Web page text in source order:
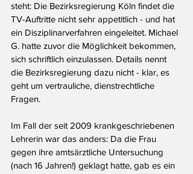
steht: Die Bezirksregierung Köln findet die
TV-Auftritte nicht sehr appetitlich - und hat
ein Disziplinarverfahren eingeleitet. Michael
G. hatte zuvor die Möglichkeit bekommen,
sich schriftlich einzulassen. Details nennt
die Bezirksregierung dazu nicht - klar, es
geht um vertrauliche, dienstrechtliche
Fragen.
Im Fall der seit 2009 krankgeschriebenen
Lehrerin war das anders: Da die Frau
gegen ihre amtsärztliche Untersuchung
(nach 16 Jahren!) geklagt hatte, gab es ein